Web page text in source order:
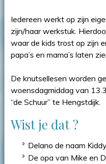
Iedereen werkt op zijn
zijn/haar werkstuk.
waar de kids trost op zijn
papa’s en mama’s laten
De knutsellesen worden
woensdagmiddag van
“de Schuur” te Hengstdijk.
Wist je dat ?
Delano de naam
De opa van Mike en